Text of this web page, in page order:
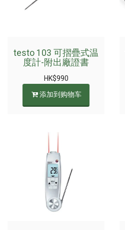
testo 103 可摺疊式温
度計-附出廠證書
HK$990
添加到购物车